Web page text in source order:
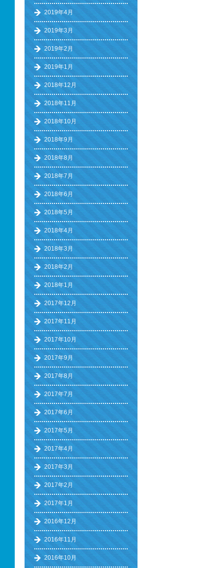
2019年4月
2019年3月
2019年2月
2019年1月
2018年12月
2018年11月
2018年10月
2018年9月
2018年8月
2018年7月
2018年6月
2018年5月
2018年4月
2018年3月
2018年2月
2018年1月
2017年12月
2017年11月
2017年10月
2017年9月
2017年8月
2017年7月
2017年6月
2017年5月
2017年4月
2017年3月
2017年2月
2017年1月
2016年12月
2016年11月
2016年10月